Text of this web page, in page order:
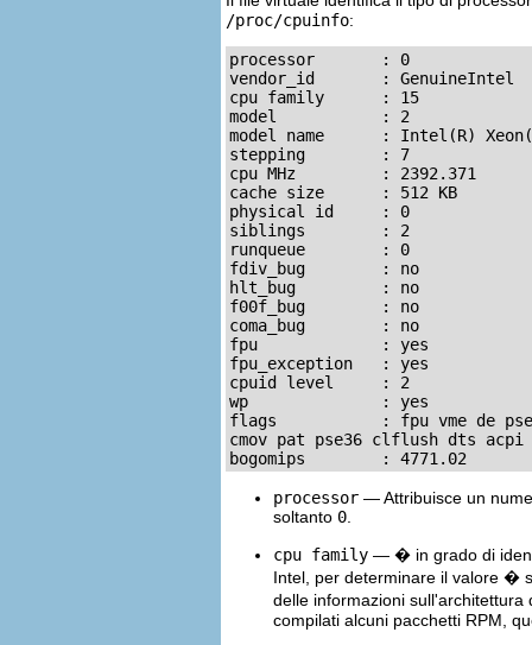
/proc/cpuinfo:
processor	: 0
vendor_id	: GenuineIntel
cpu family	: 15
model		: 2
model name	: Intel(R) Xeon(TM) CPU 2.40GHz
stepping	: 7
cpu MHz		: 2392.371
cache size	: 512 KB
physical id	: 0
siblings	: 2
runqueue	: 0
fdiv_bug	: no
hlt_bug		: no
f00f_bug	: no
coma_bug	: no
fpu		: yes
fpu_exception	: yes
cpuid level	: 2
wp		: yes
flags		: fpu vme de pse tsc msr pae mce cx8 apic sep mtrr pge mca
cmov pat pse36 clflush dts acpi
bogomips	: 4771.02
processor — Attribuisce un
soltanto 0
cpu family — � in grado di
Intel, per determinare il valore �
delle informazioni
compilati alcuni pacchetti RPM,